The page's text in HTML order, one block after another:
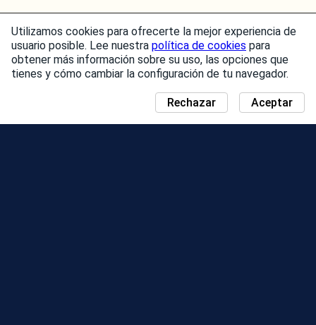
Utilizamos cookies para ofrecerte la mejor experiencia de
usuario posible. Lee nuestra política de cookies para
obtener más información sobre su uso, las opciones que
tienes y cómo cambiar la configuración de tu navegador.
Aceptar
Rechazar